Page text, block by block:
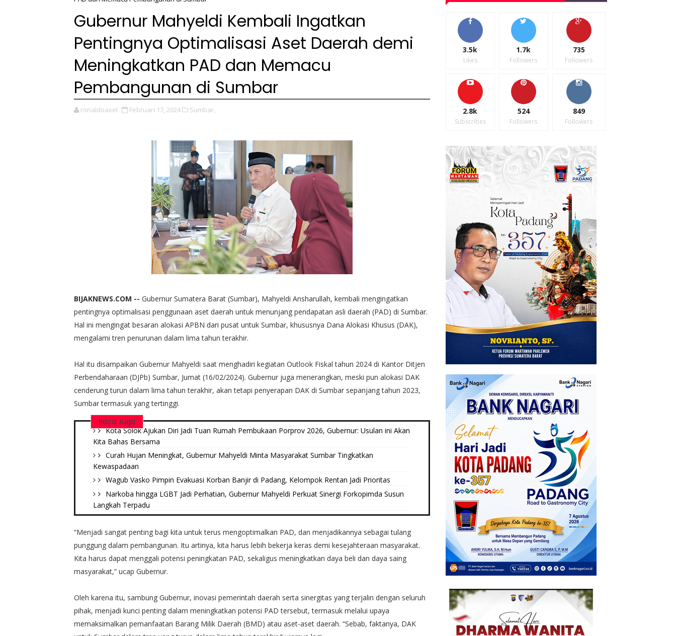
Gubernur Mahyeldi Kembali Ingatkan
Pentingnya Optimalisasi Aset Daerah demi
Meningkatkan PAD dan Memacu
Pembangunan di Sumbar
ronaldoaxel Februari 17, 2024 Sumbar,
BIJAKNEWS.COM -- Gubernur Sumatera Barat (Sumbar), Mahyeldi Ansharullah, kembali mengingatkan
pentingnya optimalisasi penggunaan aset daerah untuk menunjang pendapatan asli daerah (PAD) di Sumbar.
Hal ini mengingat besaran alokasi APBN dari pusat untuk Sumbar, khususnya Dana Alokasi Khusus (DAK),
mengalami tren penurunan dalam lima tahun terakhir.
Hal itu disampaikan Gubernur Mahyeldi saat menghadiri kegiatan Outlook Fiskal tahun 2024 di Kantor Ditjen
Perbendaharaan (DJPb) Sumbar, Jumat (16/02/2024). Gubernur juga menerangkan, meski pun alokasi DAK
cenderung turun dalam lima tahun terakhir, akan tetapi penyerapan DAK di Sumbar sepanjang tahun 2023,
Sumbar termasuk yang tertinggi.
Baca Juga
Kota Solok Ajukan Diri Jadi Tuan Rumah Pembukaan Porprov 2026, Gubernur: Usulan ini Akan
Kita Bahas Bersama
Curah Hujan Meningkat, Gubernur Mahyeldi Minta Masyarakat Sumbar Tingkatkan
Kewaspadaan
Wagub Vasko Pimpin Evakuasi Korban Banjir di Padang, Kelompok Rentan Jadi Prioritas
Narkoba hingga LGBT Jadi Perhatian, Gubernur Mahyeldi Perkuat Sinergi Forkopimda Susun
Langkah Terpadu
“Menjadi sangat penting bagi kita untuk terus mengoptimalkan PAD, dan menjadikannya sebagai tulang
punggung dalam pembangunan. Itu artinya, kita harus lebih bekerja keras demi kesejahteraan masyarakat.
Kita harus dapat menggali potensi peningkatan PAD, sekaligus meningkatkan daya beli dan daya saing
masyarakat,” ucap Gubernur.
Oleh karena itu, sambung Gubernur, inovasi pemerintah daerah serta sinergitas yang terjalin dengan seluruh
pihak, menjadi kunci penting dalam meningkatkan potensi PAD tersebut, termasuk melalui upaya
memaksimalkan pemanfaatan Barang Milik Daerah (BMD) atau aset-aset daerah. “Sebab, faktanya, DAK
3.5k
Likes
1.7k
Followers
735
Followers
2.8k
Subscribes
524
Followers
849
Followers